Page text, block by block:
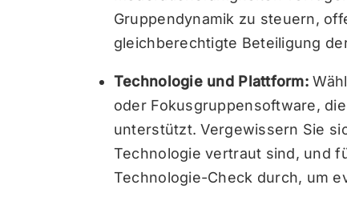
Gruppendynamik zu steuern,
gleichberechtigte Beteiligung
Technologie und Plattform:
oder Fokusgruppensoftware,
unterstützt. Vergewissern Sie
Technologie vertraut sind, und
Technologie-Check durch, um